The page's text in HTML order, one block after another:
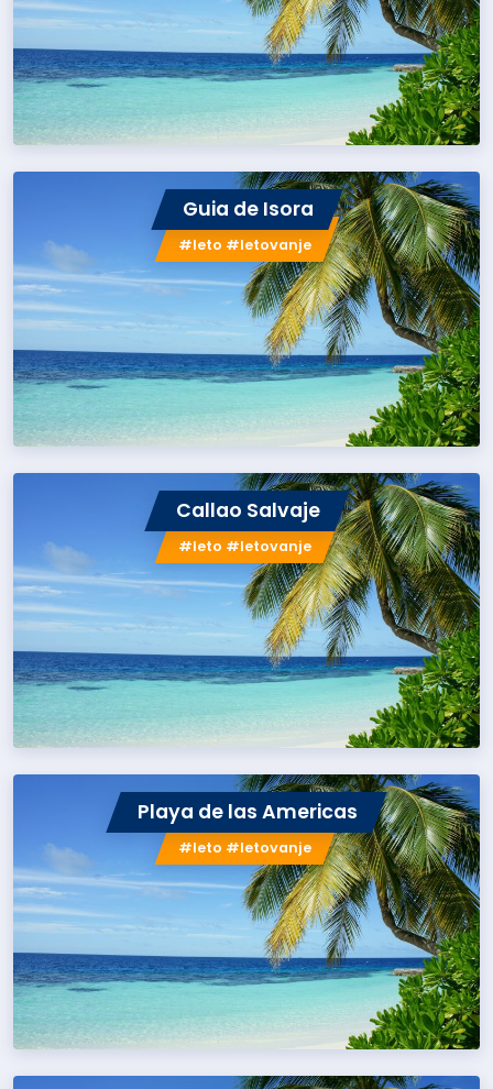
Guia de Isora
#leto #letovanje
Callao Salvaje
#leto #letovanje
Playa de las Americas
#leto #letovanje